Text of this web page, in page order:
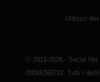
Utilizzo
© 2015-2026 - Social Net
08065360722. Tutti i diritti